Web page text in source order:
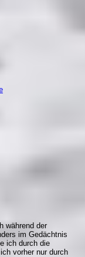
während der
im Gedächtnis
ich durch die
vorher nur durch